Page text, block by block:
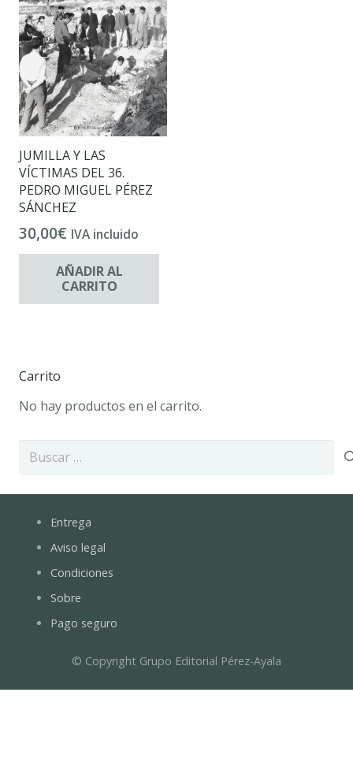
JUMILLA Y LAS
VÍCTIMAS DEL 36.
PEDRO MIGUEL PÉREZ
SÁNCHEZ
30,00€ IVA incluido
AÑADIR AL
CARRITO
Carrito
No hay productos en el carrito.
Buscar:
Entrega
Aviso legal
Condiciones
Sobre
Pago seguro
© Copyright Grupo Editorial Pérez-Ayala